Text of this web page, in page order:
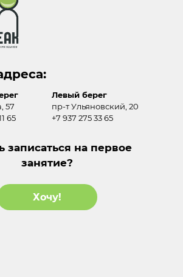
57
65
Левый берег
пр-т Ульяновский, 20
+7 937 275 33 65
Хочу!
записаться на первое
занятие?